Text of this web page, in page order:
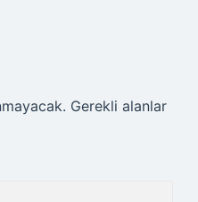
Gerekli alanlar